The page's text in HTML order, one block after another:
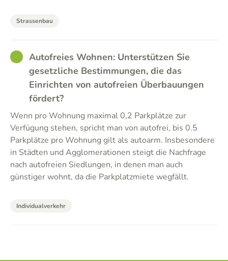
Strassenbau
GOODAutofreies Wohnen: Unterstützen Sie
gesetzliche Bestimmungen, die das
Einrichten von autofreien Überbauungen
fördert?
Wenn pro Wohnung maximal 0,2 Parkplätze zur
Verfügung stehen, spricht man von autofrei, bis 0.5
Parkplätze pro Wohnung gilt als autoarm. Insbesondere
in Städten und Agglomerationen steigt die Nachfrage
nach autofreien Siedlungen, in denen man auch
günstiger wohnt, da die Parkplatzmiete wegfällt.
Individualverkehr